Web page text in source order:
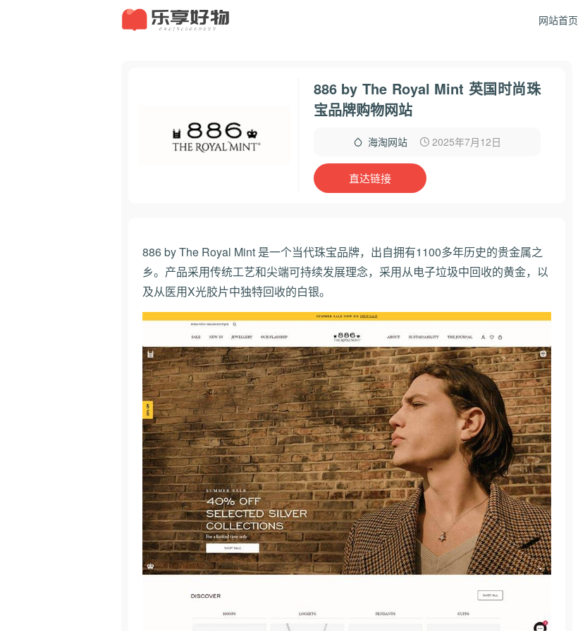
网站首页
886 by The Royal Mint 英国时尚珠
宝品牌购物网站
海淘网站 2025年7月12日
直达链接
886 by The Royal Mint 是一个当代珠宝品牌，出自拥有1100多年历史的贵金属之
乡。产品采用传统工艺和尖端可持续发展理念，采用从电子垃圾中回收的黄金，以
及从医用X光胶片中独特回收的白银。